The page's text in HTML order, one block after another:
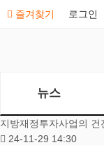
즐겨찾기 로그인
뉴스
지방재정투자사업의
24-11-29 14:30